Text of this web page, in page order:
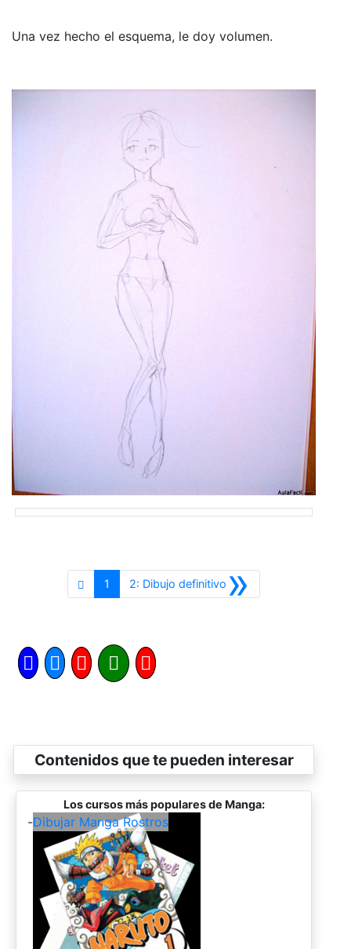
Una vez hecho el esquema, le doy volumen.
1 »
2: Dibujo definitivo Siguiente
Contenidos que te pueden interesar
Los cursos más populares de Manga:
-Dibujar Manga Rostros